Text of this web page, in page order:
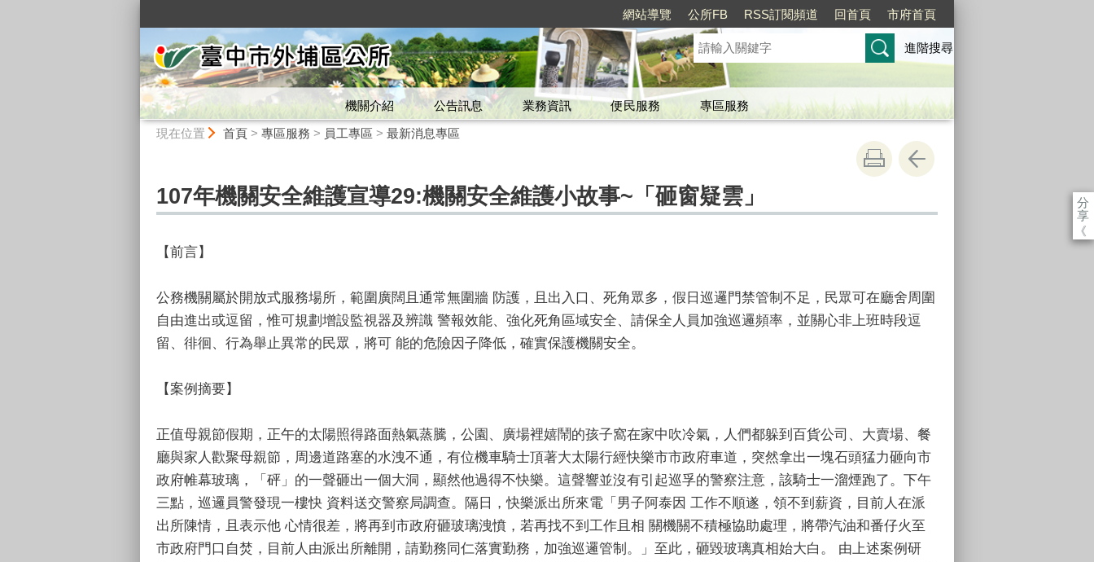
網站導覽 公所FB RSS訂閱頻道 回首頁 市府首頁
進階搜尋
機關介紹 公告訊息 業務資訊 便民服務
專區服務
現在位置 首頁> 專區服務 > 員工專區 > 最新消息專區
分
享
《
107年機關安全維護宣導29:機關安全維護小故事~「砸窗疑雲」
【前言】
公務機關屬於開放式服務場所，範圍廣闊且通常無圍牆 防護，且出入口、死角眾多，假日巡邏門禁管制不足，民眾可在廳舍周圍
自由進出或逗留，惟可規劃增設監視器及辨識 警報效能、強化死角區域安全、請保全人員加強巡邏頻率，並關心非上班時段逗
留、徘徊、行為舉止異常的民眾，將可 能的危險因子降低，確實保護機關安全。
【案例摘要】
正值母親節假期，正午的太陽照得路面熱氣蒸騰，公園、廣場裡嬉鬧的孩子窩在家中吹冷氣，人們都躲到百貨公司、大賣場、餐
廳與家人歡聚母親節，周邊道路塞的水洩不通，有位機車騎士頂著大太陽行經快樂市市政府車道，突然拿出一塊石頭猛力砸向市
政府帷幕玻璃，「砰」的一聲砸出一個大洞，顯然他過得不快樂。這聲響並沒有引起巡孚的警察注意，該騎士一溜煙跑了。下午
三點，巡邏員警發現一樓快 資料送交警察局調查。隔日，快樂派出所來電「男子阿泰因 工作不順遂，領不到薪資，目前人在派
出所陳情，且表示他 心情很差，將再到市政府砸玻璃洩憤，若再找不到工作且相 關機關不積極協助處理，將帶汽油和番仔火至
市政府門口自焚，目前人由派出所離開，請勤務同仁落實勤務，加強巡邏管制。」至此，砸毀玻璃真相始大白。 由上述案例研